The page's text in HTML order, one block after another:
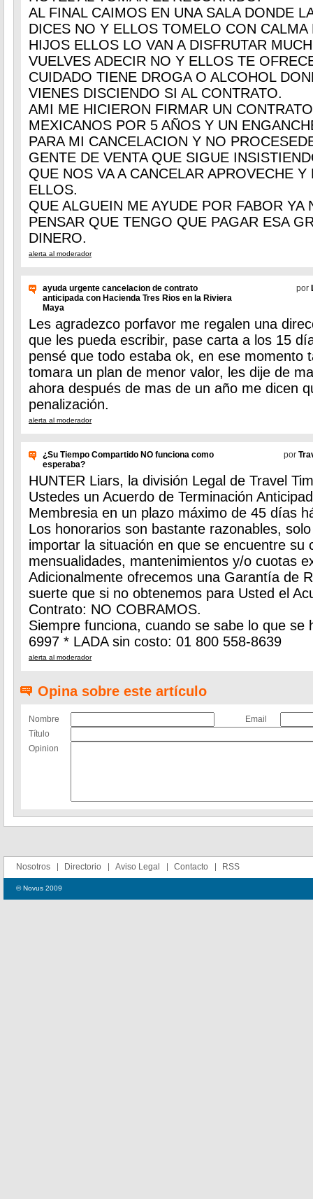
AL FINAL CAIMOS EN UNA SALA DONDE
DICES NO Y ELLOS TOMELO CON
HIJOS ELLOS LO VAN A DISFRUTAR
VUELVES ADECIR NO Y ELLOS TE
CUIDADO TIENE DROGA O ALCOHOL
VIENES DISCIENDO SI AL CONTRATO.
AMI ME HICIERON FIRMAR UN
MEXICANOS POR 5 AÑOS Y UN
PARA MI CANCELACION Y NO
GENTE DE VENTA QUE SIGUE
QUE NOS VA A CANCELAR APROVECHE
ELLOS.
QUE ALGUEIN ME AYUDE POR FABOR YA
PENSAR QUE TENGO QUE PAGAR ESA
DINERO.
alerta al moderador
ayuda urgente cancelacion de contrato
anticipada con Hacienda Tres Rios en la Riviera
Maya
por
Les agradezco porfavor me regalen una
que les pueda escribir, pase carta a los 15
pensé que todo estaba ok, en ese momento
tomara un plan de menor valor, les dije de
ahora después de mas de un año me dicen
penalización.
alerta al moderador
¿Su Tiempo Compartido NO funciona como
esperaba?
por
HUNTER Liars, la división Legal de Travel
Ustedes un Acuerdo de Terminación
Membresia en un plazo máximo de 45 días
Los honorarios son bastante razonables,
importar la situación en que se encuentre su
mensualidades, mantenimientos y/o cuotas
Adicionalmente ofrecemos una Garantía de
suerte que si no obtenemos para Usted el
Contrato: NO COBRAMOS.
Siempre funciona, cuando se sabe lo que se
6997 * LADA sin costo: 01 800 558-8639
alerta al moderador
Opina sobre este artículo
Nombre
Email
Título
Opinion
Nosotros Directorio Aviso Legal Contacto RSS
© Novus 2009